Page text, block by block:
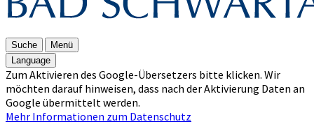
Suche
Menü
Language
Zum Aktivieren des Google-Übersetzers bitte klicken. Wir
möchten darauf hinweisen, dass nach der Aktivierung Daten an
Google übermittelt werden.
Mehr Informationen zum Datenschutz